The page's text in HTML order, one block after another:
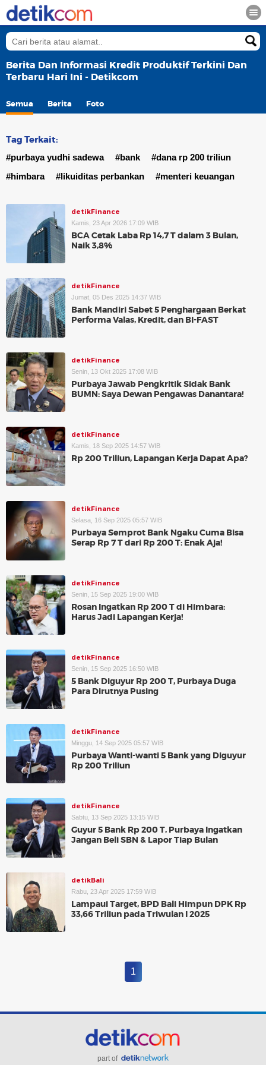
Berita Dan Informasi Kredit Produktif Terkini Dan
Terbaru Hari Ini - Detikcom
Semua Berita Foto
Tag Terkait:
#purbaya yudhi sadewa #bank
#dana rp 200 triliun
#himbara
#likuiditas perbankan #menteri keuangan
detikFinance
Kamis, 23 Apr 2026 17:09 WIB
BCA Cetak Laba Rp 14,7 T dalam 3 Bulan,
Naik 3,8%
detikFinance
Jumat, 05 Des 2025 14:37 WIB
Bank Mandiri Sabet 5 Penghargaan Berkat
Performa Valas, Kredit, dan BI-FAST
detikFinance
Senin, 13 Okt 2025 17:08 WIB
Purbaya Jawab Pengkritik Sidak Bank
BUMN: Saya Dewan Pengawas Danantara!
detikFinance
Kamis, 18 Sep 2025 14:57 WIB
Rp 200 Triliun, Lapangan Kerja Dapat Apa?
detikFinance
Selasa, 16 Sep 2025 05:57 WIB
Purbaya Semprot Bank Ngaku Cuma Bisa
Serap Rp 7 T dari Rp 200 T: Enak Aja!
detikFinance
Senin, 15 Sep 2025 19:00 WIB
Rosan Ingatkan Rp 200 T di Himbara:
Harus Jadi Lapangan Kerja!
detikFinance
Senin, 15 Sep 2025 16:50 WIB
5 Bank Diguyur Rp 200 T, Purbaya Duga
Para Dirutnya Pusing
detikFinance
Minggu, 14 Sep 2025 05:57 WIB
Purbaya Wanti-wanti 5 Bank yang Diguyur
Rp 200 Triliun
detikFinance
Sabtu, 13 Sep 2025 13:15 WIB
Guyur 5 Bank Rp 200 T, Purbaya Ingatkan
Jangan Beli SBN & Lapor Tiap Bulan
detikBali
Rabu, 23 Apr 2025 17:59 WIB
Lampaui Target, BPD Bali Himpun DPK Rp
33,66 Triliun pada Triwulan I 2025
1
part of